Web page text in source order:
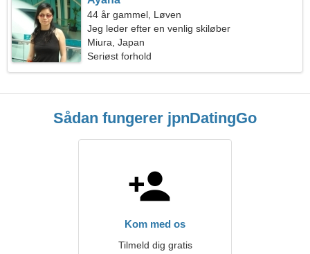
44 år gammel, Løven
Jeg leder efter en venlig skiløber
Miura, Japan
Seriøst forhold
Sådan fungerer jpnDatingGo
Kom med os
Tilmeld dig gratis